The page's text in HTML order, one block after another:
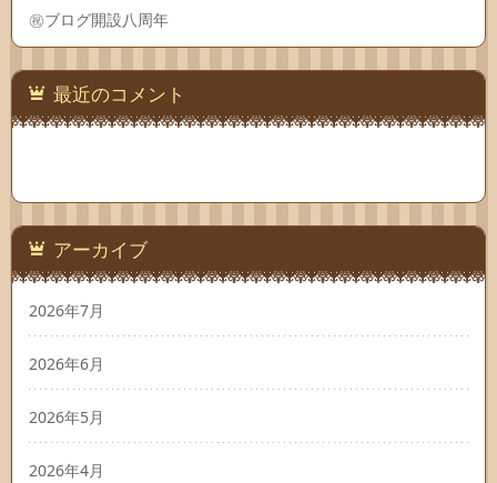
㊗ブログ開設八周年
最近のコメント
アーカイブ
2026年7月
2026年6月
2026年5月
2026年4月